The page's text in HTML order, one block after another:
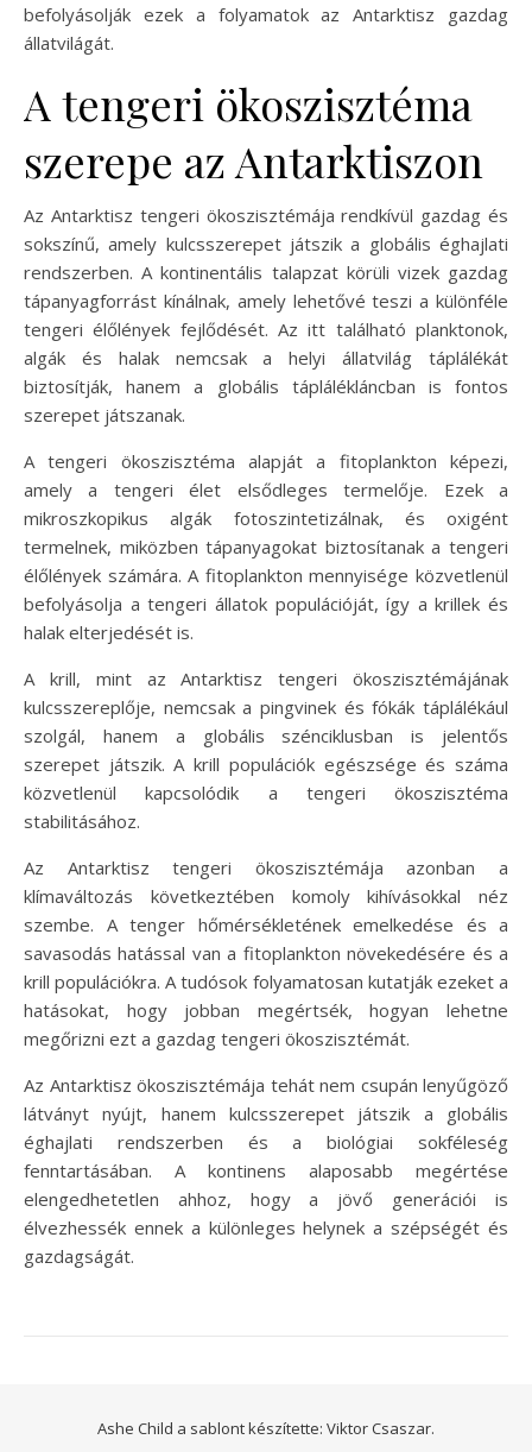
befolyásolják ezek a folyamatok az Antarktisz gazdag
állatvilágát.
A tengeri ökoszisztéma
szerepe az Antarktiszon
Az Antarktisz tengeri ökoszisztémája rendkívül gazdag és
sokszínű, amely kulcsszerepet játszik a globális éghajlati
rendszerben. A kontinentális talapzat körüli vizek gazdag
tápanyagforrást kínálnak, amely lehetővé teszi a különféle
tengeri élőlények fejlődését. Az itt található planktonok,
algák és halak nemcsak a helyi állatvilág táplálékát
biztosítják, hanem a globális táplálékláncban is fontos
szerepet játszanak.
A tengeri ökoszisztéma alapját a fitoplankton képezi,
amely a tengeri élet elsődleges termelője. Ezek a
mikroszkopikus algák fotoszintetizálnak, és oxigént
termelnek, miközben tápanyagokat biztosítanak a tengeri
élőlények számára. A fitoplankton mennyisége közvetlenül
befolyásolja a tengeri állatok populációját, így a krillek és
halak elterjedését is.
A krill, mint az Antarktisz tengeri ökoszisztémájának
kulcsszereplője, nemcsak a pingvinek és fókák táplálékául
szolgál, hanem a globális szénciklusban is jelentős
szerepet játszik. A krill populációk egészsége és száma
közvetlenül kapcsolódik a tengeri ökoszisztéma
stabilitásához.
Az Antarktisz tengeri ökoszisztémája azonban a
klímaváltozás következtében komoly kihívásokkal néz
szembe. A tenger hőmérsékletének emelkedése és a
savasodás hatással van a fitoplankton növekedésére és a
krill populációkra. A tudósok folyamatosan kutatják ezeket a
hatásokat, hogy jobban megértsék, hogyan lehetne
megőrizni ezt a gazdag tengeri ökoszisztémát.
Az Antarktisz ökoszisztémája tehát nem csupán lenyűgöző
látványt nyújt, hanem kulcsszerepet játszik a globális
éghajlati rendszerben és a biológiai sokféleség
fenntartásában. A kontinens alaposabb megértése
elengedhetetlen ahhoz, hogy a jövő generációi is
élvezhessék ennek a különleges helynek a szépségét és
gazdagságát.
Ashe Child a sablont készítette: Viktor Csaszar.